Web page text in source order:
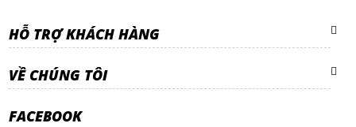
HỖ TRỢ KHÁCH HÀNG
VỀ CHÚNG TÔI
FACEBOOK